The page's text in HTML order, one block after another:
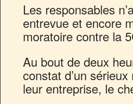
Les responsables
entrevue et encore
moratoire contre la
Au bout de deux
constat d’un
leur entreprise, le